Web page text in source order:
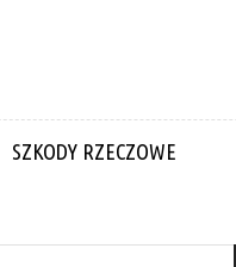
SZKODY RZECZOWE